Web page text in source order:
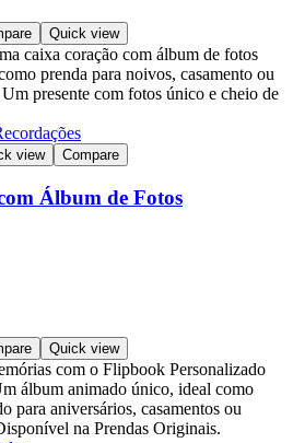
Quick view
view Compare
Álbum de Fotos
Quick view